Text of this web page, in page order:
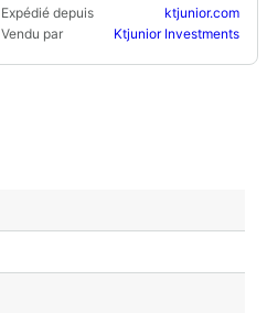
Expédié depuis
ktjunior.com
Vendu par
Ktjunior Investments